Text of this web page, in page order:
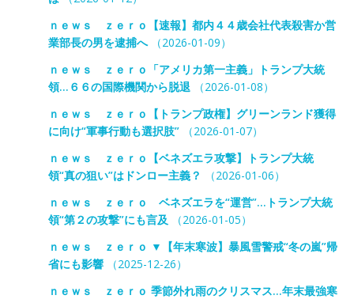
ｎｅｗｓ ｚｅｒｏ【速報】都内４４歳会社代表殺害か営
業部長の男を逮捕へ（2026-01-09）
ｎｅｗｓ ｚｅｒｏ「アメリカ第一主義」トランプ大統
領…６６の国際機関から脱退 （2026-01-08）
ｎｅｗｓ ｚｅｒｏ【トランプ政権】グリーンランド獲得
に向け“軍事行動も選択肢”（2026-01-07）
ｎｅｗｓ ｚｅｒｏ【ベネズエラ攻撃】トランプ大統
領“真の狙い”はドンロー主義？
（2026-01-06）
ｎｅｗｓ ｚｅｒｏ ベネズエラを“運営”…トランプ大統
領“第２の攻撃”にも言及
（2026-01-05）
ｎｅｗｓ ｚｅｒｏ ▼【年末寒波】暴風雪警戒“冬の嵐”帰
省にも影響（2025-12-26）
ｎｅｗｓ ｚｅｒｏ 季節外れ雨のクリスマス…年末最強寒